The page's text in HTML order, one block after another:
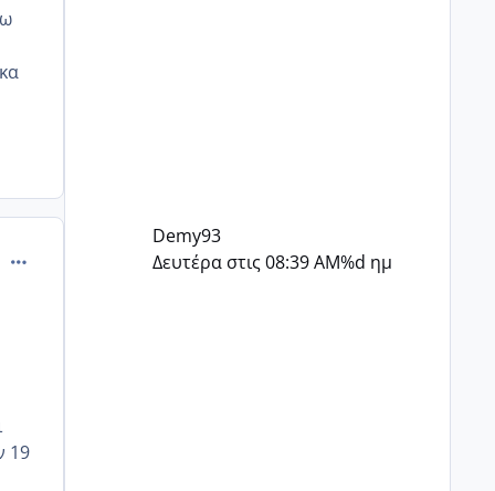
comment_1245222
19
Demy93
Δευτέρα στις 08:39 AM%d ημ